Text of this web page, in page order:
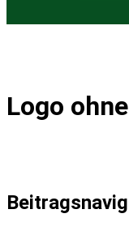
Logo